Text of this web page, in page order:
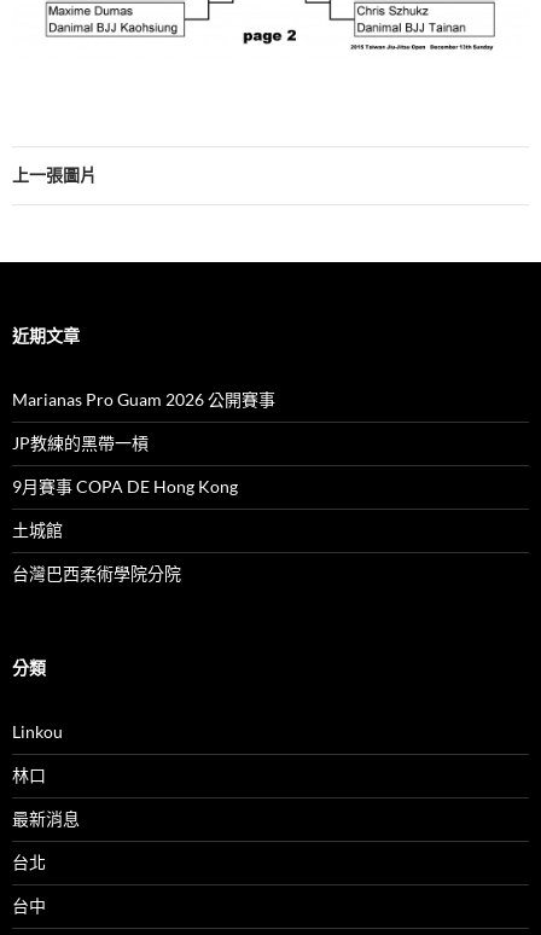
上一張圖片
近期文章
Marianas Pro Guam 2026 公開賽事
JP教練的黑帶一槓
9月賽事 COPA DE Hong Kong
土城館
台灣巴西柔術學院分院
分類
Linkou
林口
最新消息
台北
台中